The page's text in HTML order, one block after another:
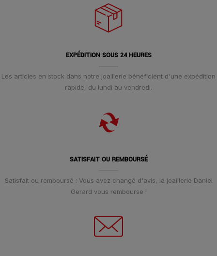
EXPÉDITION SOUS 24 HEURES
Les articles en stock dans notre joaillerie bénéficient d'une expédition
rapide, du lundi au vendredi.
SATISFAIT OU REMBOURSÉ
Satisfait ou remboursé : Vous avez changé d'avis, la joaillerie Daniel
Gerard vous rembourse !